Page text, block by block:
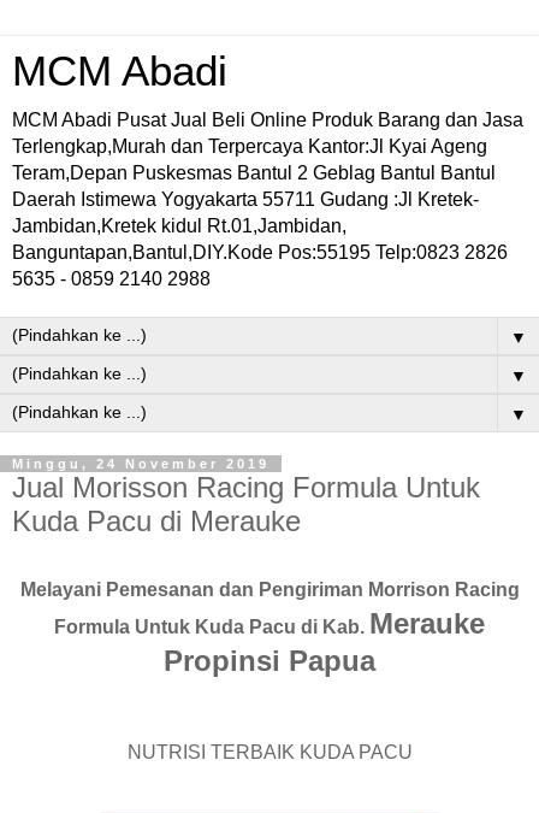
MCM Abadi
MCM Abadi Pusat Jual Beli Online Produk Barang dan Jasa
Terlengkap,Murah dan Terpercaya Kantor:Jl Kyai Ageng
Teram,Depan Puskesmas Bantul 2 Geblag Bantul Bantul
Daerah Istimewa Yogyakarta 55711 Gudang :Jl Kretek-
Jambidan,Kretek kidul Rt.01,Jambidan,
Banguntapan,Bantul,DIY.Kode Pos:55195 Telp:0823 2826
5635 - 0859 2140 2988
▼
▼
▼
Minggu, 24 November 2019
Jual Morisson Racing Formula Untuk
Kuda Pacu di Merauke
Melayani Pemesanan dan Pengiriman Morrison Racing
Formula Untuk Kuda Pacu di Kab. Merauke
Propinsi Papua
NUTRISI TERBAIK KUDA PACU